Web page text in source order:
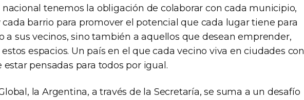
tenemos la obligación de colaborar con cada municipio,
barrio para promover el potencial que cada lugar tiene para
a sus vecinos, sino también a aquellos que desean emprender,
espacios. Un país en el que cada vecino viva en ciudades con
estar pensadas para todos por igual.
la Argentina, a través de la Secretaría, se suma a un desafío